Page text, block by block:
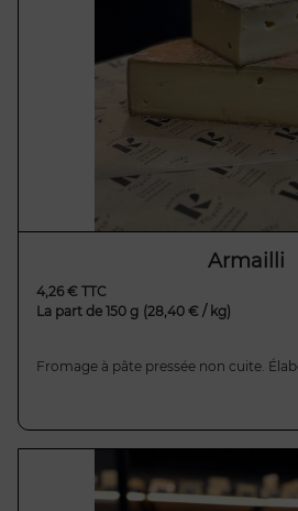
Armailli
4,26 € TTC
La part de 150 g (28,40 € / kg)
Fromage à pâte pressée non cuite.